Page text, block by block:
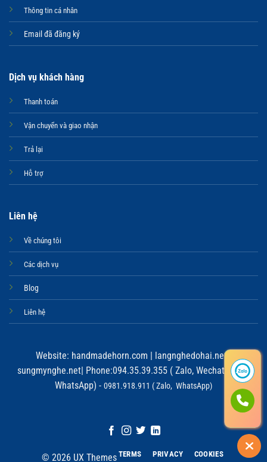
Thông tin cá nhân
Email đã đăng ký
Dịch vụ khách hàng
Thanh toán
Vận chuyển và giao nhận
Trả lại
Hỗ trợ
Liên hệ
Về chúng tôi
Các dịch vụ
Blog
Liên hệ
Website: handmadehorn.com | langnghedohai.net
sungmynghe.net| Phone:094.35.39.355 ( Zalo, Wechat, Viber,
WhatsApp) - 0981.918.911 ( Zalo, WhatsApp)
© 2026 UX Themes TERMS PRIVACY COOKIES